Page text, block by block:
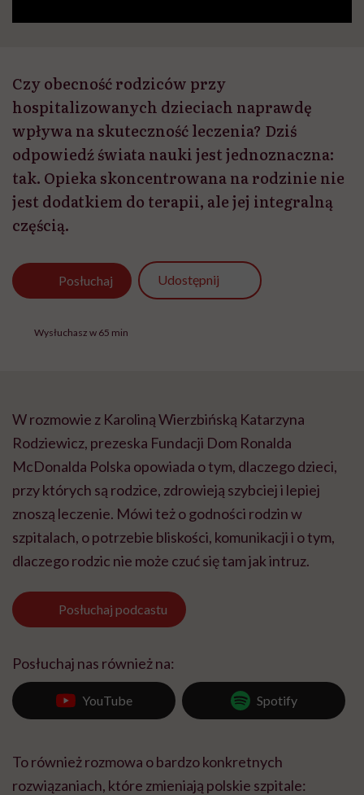
Czy obecność rodziców przy
hospitalizowanych dzieciach naprawdę
wpływa na skuteczność leczenia? Dziś
odpowiedź świata nauki jest jednoznaczna:
tak. Opieka skoncentrowana na rodzinie nie
jest dodatkiem do terapii, ale jej integralną
częścią.
Posłuchaj Udostępnij
Wysłuchasz w 65 min
W rozmowie z Karoliną Wierzbińską Katarzyna
Rodziewicz, prezeska Fundacji Dom Ronalda
McDonalda Polska opowiada o tym, dlaczego dzieci,
przy których są rodzice, zdrowieją szybciej i lepiej
znoszą leczenie. Mówi też o godności rodzin w
szpitalach, o potrzebie bliskości, komunikacji i o tym,
dlaczego rodzic nie może czuć się tam jak intruz.
Posłuchaj podcastu
Posłuchaj nas również na:
YouTube Spotify
To również rozmowa o bardzo konkretnych
rozwiązaniach, które zmieniają polskie szpitale: